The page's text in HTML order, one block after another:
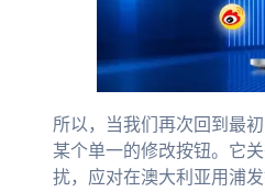
所以，当我们再次回到最
某个单一的修改按钮。它
扰，应对在澳大利亚用浦